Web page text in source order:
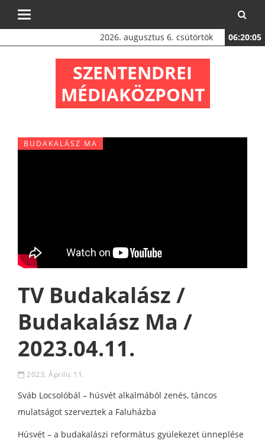
Toggle
2026. augusztus 6. csütörtök 06:20:06
SZENTENDREI
MÉDIAKÖZPONT
BUDAKALÁSZ MA
TV Budakalász /
Budakalász Ma /
2023.04.11.
2023. Április 11.
Sváb Locsolóbál – húsvét alkalmából zenés, táncos
mulatságot szerveztek a Faluházba
Húsvét – a budakalászi református gyülekezet ünneplése